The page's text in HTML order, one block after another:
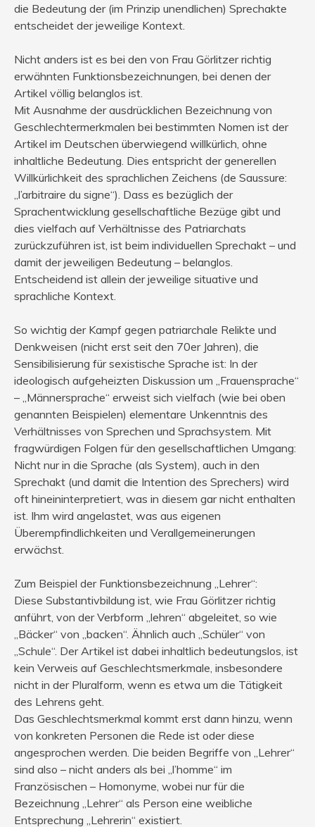
die Bedeutung der (im Prinzip unendlichen) Sprechakte
entscheidet der jeweilige Kontext.
Nicht anders ist es bei den von Frau Görlitzer richtig
erwähnten Funktionsbezeichnungen, bei denen der
Artikel völlig belanglos ist.
Mit Ausnahme der ausdrücklichen Bezeichnung von
Geschlechtermerkmalen bei bestimmten Nomen ist der
Artikel im Deutschen überwiegend willkürlich, ohne
inhaltliche Bedeutung. Dies entspricht der generellen
Willkürlichkeit des sprachlichen Zeichens (de Saussure:
„l’arbitraire du signe“). Dass es bezüglich der
Sprachentwicklung gesellschaftliche Bezüge gibt und
dies vielfach auf Verhältnisse des Patriarchats
zurückzuführen ist, ist beim individuellen Sprechakt – und
damit der jeweiligen Bedeutung – belanglos.
Entscheidend ist allein der jeweilige situative und
sprachliche Kontext.
So wichtig der Kampf gegen patriarchale Relikte und
Denkweisen (nicht erst seit den 70er Jahren), die
Sensibilisierung für sexistische Sprache ist: In der
ideologisch aufgeheizten Diskussion um „Frauensprache“
– „Männersprache“ erweist sich vielfach (wie bei oben
genannten Beispielen) elementare Unkenntnis des
Verhältnisses von Sprechen und Sprachsystem. Mit
fragwürdigen Folgen für den gesellschaftlichen Umgang:
Nicht nur in die Sprache (als System), auch in den
Sprechakt (und damit die Intention des Sprechers) wird
oft hineininterpretiert, was in diesem gar nicht enthalten
ist. Ihm wird angelastet, was aus eigenen
Überempfindlichkeiten und Verallgemeinerungen
erwächst.
Zum Beispiel der Funktionsbezeichnung „Lehrer“:
Diese Substantivbildung ist, wie Frau Görlitzer richtig
anführt, von der Verbform „lehren“ abgeleitet, so wie
„Bäcker“ von „backen“. Ähnlich auch „Schüler“ von
„Schule“. Der Artikel ist dabei inhaltlich bedeutungslos, ist
kein Verweis auf Geschlechtsmerkmale, insbesondere
nicht in der Pluralform, wenn es etwa um die Tätigkeit
des Lehrens geht.
Das Geschlechtsmerkmal kommt erst dann hinzu, wenn
von konkreten Personen die Rede ist oder diese
angesprochen werden. Die beiden Begriffe von „Lehrer“
sind also – nicht anders als bei „l’homme“ im
Französischen – Homonyme, wobei nur für die
Bezeichnung „Lehrer“ als Person eine weibliche
Entsprechung „Lehrerin“ existiert.